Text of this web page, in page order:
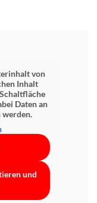
von
Inhalt
Daten an
und